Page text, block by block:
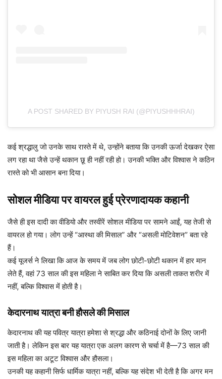
A POST SHARED BY PIYUSH RAI (@PIYUSHHHRAI)
कई श्रद्धालु जो उनके साथ रास्ते में थे, उन्होंने बताया कि उनकी ऊर्जा देखकर ऐसा
लग रहा था जैसे उन्हें थकान छू ही नहीं रही हो। उनकी भक्ति और विश्वास ने कठिन
रास्ते को भी आसान बना दिया।
सोशल मीडिया पर वायरल हुई प्रेरणादायक कहानी
जैसे ही इस दादी का वीडियो और तस्वीरें सोशल मीडिया पर सामने आईं, यह तेजी से
वायरल हो गया। लोग उन्हें “आस्था की मिसाल” और “असली मोटिवेशन” बता रहे
हैं।
कई यूजर्स ने लिखा कि आज के समय में जब लोग छोटी-छोटी थकान में हार मान
लेते हैं, वहां 73 साल की इस महिला ने साबित कर दिया कि असली ताकत शरीर में
नहीं, बल्कि विश्वास में होती है।
केदारनाथ यात्रा बनी हौसले की मिसाल
केदारनाथ की यह पवित्र यात्रा हमेशा से श्रद्धा और कठिनाई दोनों के लिए जानी
जाती है। लेकिन इस बार यह यात्रा एक अलग कारण से चर्चा में है—73 साल की
इस महिला का अटूट विश्वास और हौसला।
उनकी यह कहानी सिर्फ धार्मिक यात्रा नहीं, बल्कि यह संदेश भी देती है कि अगर मन